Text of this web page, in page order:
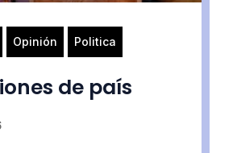
Opinión Politica
de país